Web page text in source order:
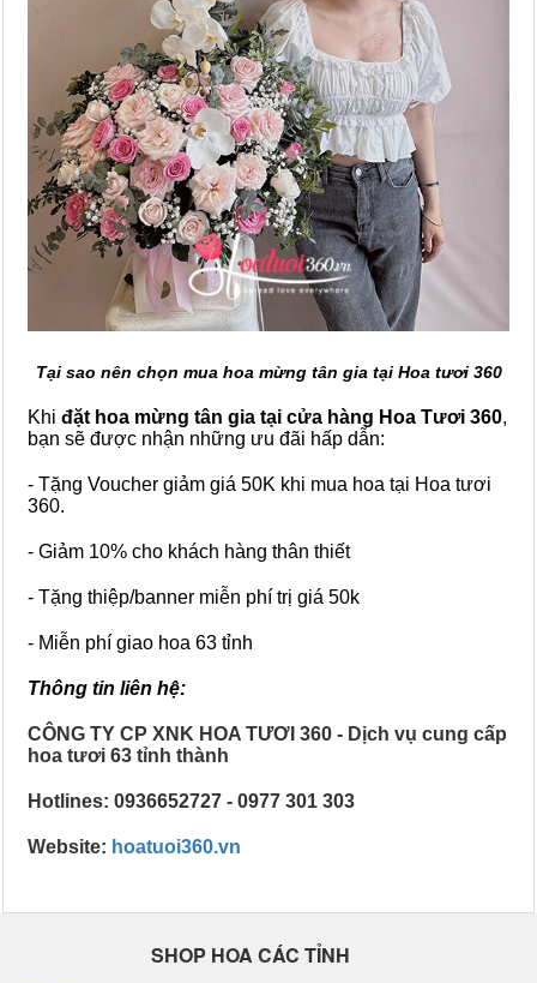
Tại sao nên chọn mua hoa mừng tân gia tại Hoa tươi 360
Khi đặt hoa mừng tân gia tại cửa hàng Hoa Tươi 360,
bạn sẽ được nhận những ưu đãi hấp dẫn:
- Tặng Voucher giảm giá 50K khi mua hoa tại Hoa tươi
360.
- Giảm 10% cho khách hàng thân thiết
- Tặng thiệp/banner miễn phí trị giá 50k
- Miễn phí giao hoa 63 tỉnh
Thông tin liên hệ:
CÔNG TY CP XNK HOA TƯƠI 360 - Dịch vụ cung cấp
hoa tươi 63 tỉnh thành
Hotlines: 0936652727 - 0977 301 303
Website: hoatuoi360.vn
SHOP HOA CÁC TỈNH